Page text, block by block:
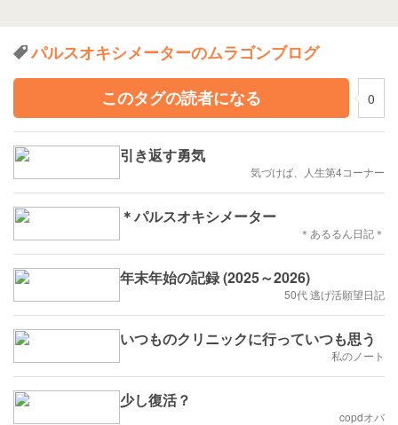
パルスオキシメーターのムラゴンブログ
このタグの読者になる
0
引き返す勇気
気づけば、人生第4コーナー
＊パルスオキシメーター
＊あるるん日記＊
年末年始の記録 (2025～2026)
50代 逃げ活願望日記
いつものクリニックに行っていつも思う
私のノート
少し復活？
copdオバ